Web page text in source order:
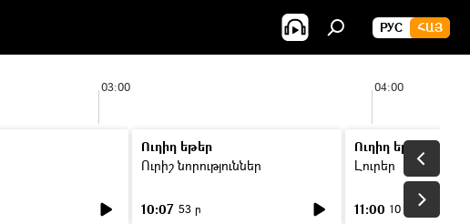
РУС ՀԱՅ
03:00 04:00
Ուղիղ եթեր
Ուրիշ նորություններ
10:07 53 ր
Ուղիղ եթեր
Լուրեր
11:00 10 ր